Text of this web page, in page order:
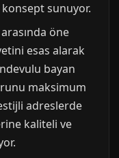
sunuyor.
öne
esas alarak
bayan
maksimum
adreslerde
kaliteli ve